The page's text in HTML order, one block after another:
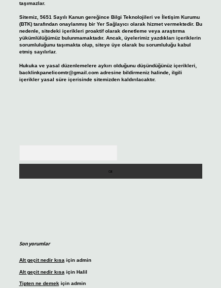
taşımazlar.
Sitemiz, 5651 Sayılı Kanun gereğince Bilgi Teknolojileri ve İletişim Kurumu
(BTK) tarafından onaylanmış bir Yer Sağlayıcı olarak hizmet vermektedir. Bu
nedenle, sitedeki içerikleri proaktif olarak denetleme veya araştırma
yükümlülüğümüz bulunmamaktadır. Ancak, üyelerimiz yazdıkları içeriklerin
sorumluluğunu taşımakta olup, siteye üye olarak bu sorumluluğu kabul
etmiş sayılırlar.
Hukuka ve yasal düzenlemelere aykırı olduğunu düşündüğünüz içerikleri,
backlinkpanelicomtr@gmail.comadresine bildirmeniz halinde, ilgili
içerikler yasal süre içerisinde sitemizden kaldırılacaktır.
Son yorumlar
Alt geçit nedir kısa için admin
Alt geçit nedir kısa için Halil
Tipten ne demekiçin admin